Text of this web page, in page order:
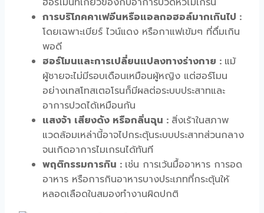
การบริโภคคาเฟอีนหรือแอลกอฮอล์มากเกินไป :
โดยเฉพาะเบียร์ ไวน์แดง หรือกาแฟเข้มๆ ที่ดื่มเกิน
พอดี
ฮอร์โมนและการเปลี่ยนแปลงทางร่างกาย : แม้
ผู้ชายจะไม่มีรอบเดือนเหมือนผู้หญิง แต่ฮอร์โมน
อย่างเทสโทสเตอโรนก็มีผลต่อระบบประสาทและ
อาการปวดได้เหมือนกัน
แสงจ้า เสียงดัง หรือกลิ่นฉุน : สิ่งเร้าในสภาพ
แวดล้อมเหล่านี้อาจไปกระตุ้นระบบประสาทส่วนกลาง
จนเกิดอาการไมเกรนได้ทันที
พฤติกรรมการกิน : เช่น การเว้นมื้ออาหาร การอด
อาหาร หรือการกินอาหารบางประเภทที่กระตุ้นให้
หลอดเลือดในสมองทำงานผิดปกติ